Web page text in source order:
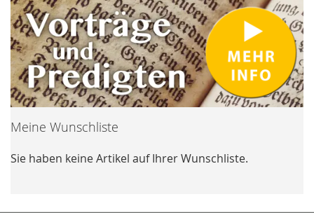
Meine Wunschliste
Sie haben keine Artikel auf Ihrer Wunschliste.